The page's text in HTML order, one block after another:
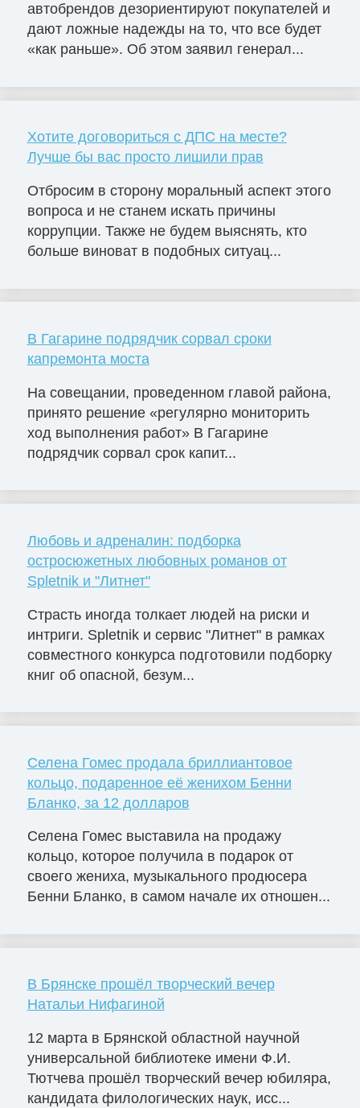
автобрендов дезориентируют покупателей и
дают ложные надежды на то, что все будет
«как раньше». Об этом заявил генерал...
Хотите договориться с ДПС на месте?
Лучше бы вас просто лишили прав
Отбросим в сторону моральный аспект этого
вопроса и не станем искать причины
коррупции. Также не будем выяснять, кто
больше виноват в подобных ситуац...
В Гагарине подрядчик сорвал сроки
капремонта моста
На совещании, проведенном главой района,
принято решение «регулярно мониторить
ход выполнения работ» В Гагарине
подрядчик сорвал срок капит...
Любовь и адреналин: подборка
остросюжетных любовных романов от
Spletnik и "Литнет"
Страсть иногда толкает людей на риски и
интриги. Spletnik и сервис "Литнет" в рамках
совместного конкурса подготовили подборку
книг об опасной, безум...
Селена Гомес продала бриллиантовое
кольцо, подаренное её женихом Бенни
Бланко, за 12 долларов
Селена Гомес выставила на продажу
кольцо, которое получила в подарок от
своего жениха, музыкального продюсера
Бенни Бланко, в самом начале их отношен...
В Брянске прошёл творческий вечер
Натальи Нифагиной
12 марта в Брянской областной научной
универсальной библиотеке имени Ф.И.
Тютчева прошёл творческий вечер юбиляра,
кандидата филологических наук, исс...